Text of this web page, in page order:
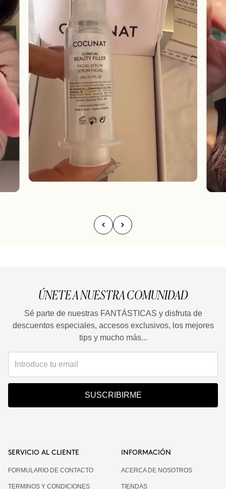
ÚNETE A NUESTRA COMUNIDAD
Sé parte de nuestras FANTÁSTICAS y disfruta de
descuentos especiales, accesos exclusivos, los mejores
tips y mucho más...
SUSCRIBIRME
SERVICIO AL CLIENTE
FORMULARIO DE CONTACTO
TERMINOS Y CONDICIONES
INFORMACIÓN
ACERCA DE NOSOTROS
TIENDAS